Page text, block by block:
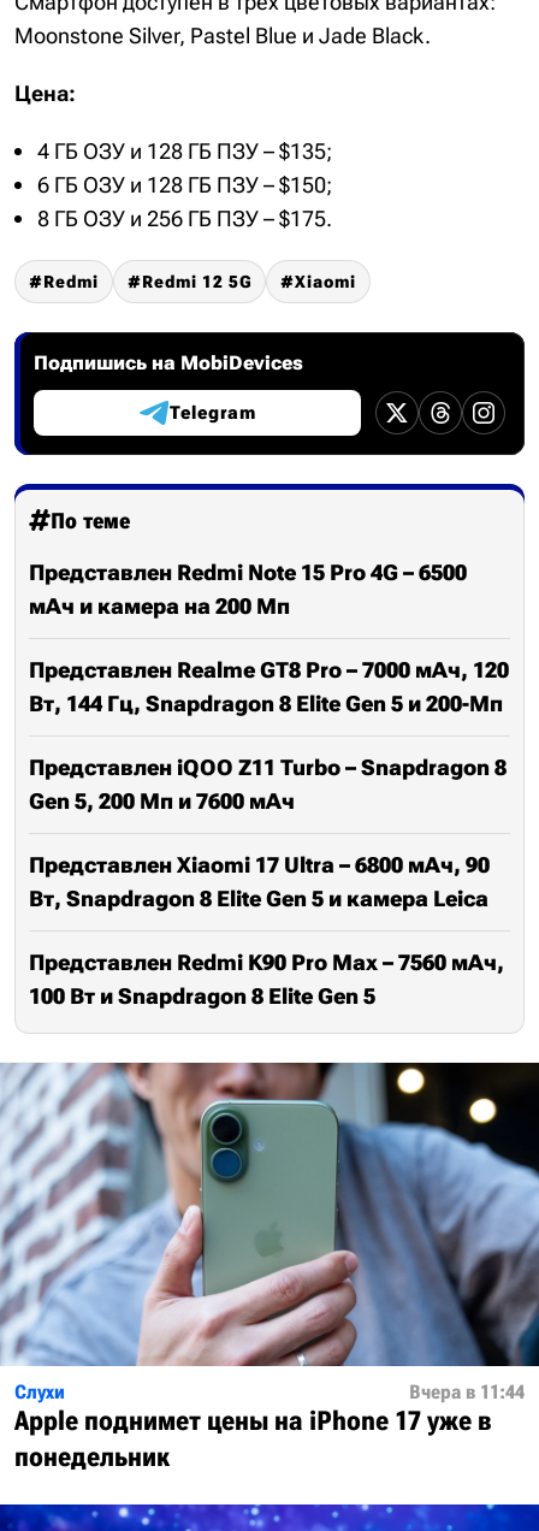
Moonstone Silver, Pastel Blue и Jade Black.
Цена:
4 ГБ ОЗУ и 128 ГБ ПЗУ – $135;
6 ГБ ОЗУ и 128 ГБ ПЗУ – $150;
8 ГБ ОЗУ и 256 ГБ ПЗУ – $175.
Redmi Redmi 12 5G Xiaomi
Подпишись на MobiDevices
Telegram
По теме
Представлен Redmi Note 15 Pro 4G – 6500
мАч и камера на 200 Мп
Представлен Realme GT8 Pro – 7000 мАч, 120
Вт, 144 Гц, Snapdragon 8 Elite Gen 5 и 200-Мп
Представлен iQOO Z11 Turbo – Snapdragon 8
Gen 5, 200 Мп и 7600 мАч
Представлен Xiaomi 17 Ultra – 6800 мАч, 90
Вт, Snapdragon 8 Elite Gen 5 и камера Leica
Представлен Redmi K90 Pro Max – 7560 мАч,
100 Вт и Snapdragon 8 Elite Gen 5
Слухи Вчера в 11:44
Apple поднимет цены на iPhone 17 уже в
понедельник